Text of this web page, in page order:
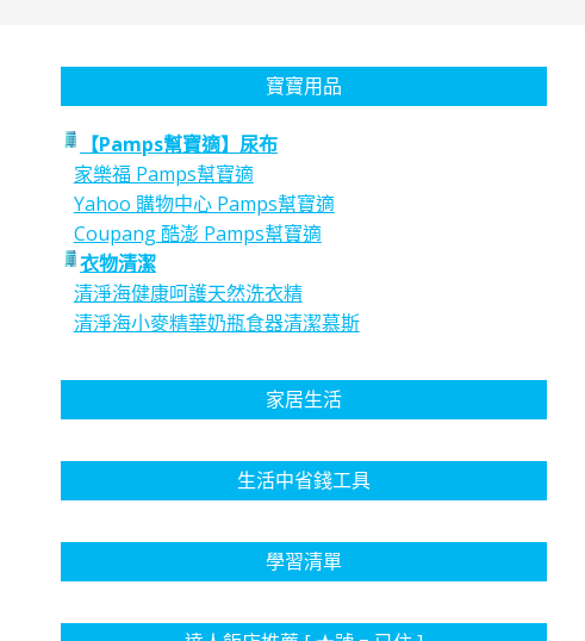
寶寶用品
【Pamps幫寶適】尿布
家樂福 Pamps幫寶適
Yahoo 購物中心 Pamps幫寶適
Coupang 酷澎 Pamps幫寶適
衣物清潔
清淨海健康呵護天然洗衣精
清淨海小麥精華奶瓶食器清潔慕斯
家居生活
生活中省錢工具
學習清單